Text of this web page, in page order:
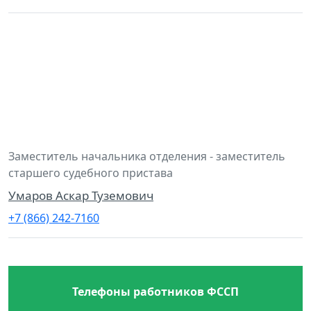
Заместитель начальника отделения - заместитель
старшего судебного пристава
Умаров Аскар Туземович
+7 (866) 242-7160
Телефоны работников ФССП